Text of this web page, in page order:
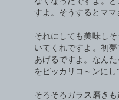
すよ。そうするとママ
それにしても美味し
いてくれですよ。初
あげるですよ。なん
をピッカリコ～ンにし
そろそろガラス磨き